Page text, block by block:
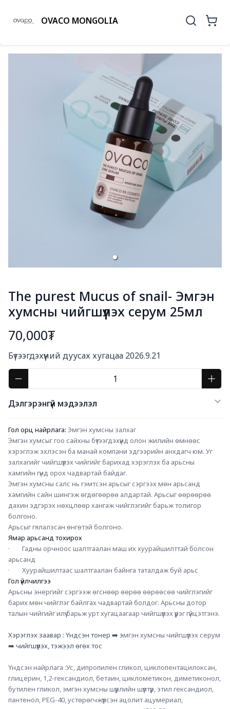
OVACO MONGOLIA
The purest Mucus of snail- Эмгэн
хумсны чийгшүүлэх серум 25мл
70,000₮
Бүтээгдэхүүний дуусах хугацаа 2026.9.21
Дэлгэрэнгүй мэдээлэл
Гол орц найрлага: Эмгэн хумсны залхаг
Эмгэн хумсыг гоо сайхны бүтээгдэхүүнд олон жилийн өмнөөс
хэрэглэж эхлэсэн ба манай компани эдгээрийн анхдагч юм. Уг
залхагийг чийгшүүлэх чийгийг барихад хэрэглэх ба арьсны
хамгийн гүнд орох чадвартай байдаг.
Эмгэн хумсны салс нь гэмтсэн арьсыг сэргээх мөн арьсанд
хамгийн сайн шингэж өгдөгөөрөө алдартай. Арьсыг өөрөөрөө
дахин эдгэрэх нөхцлөөр хангаж чийглэгийг барьж толигор
болгоно.
Арьсыг гялалзсан өнгөтэй болгоно.
Ямар арьсанд тохирох
·        Гадны орчноос шалтгаалан маш их хуурайшилттай болсон
арьсанд
·        Хуурайшилтаас шалтгаалан байнга таталдаж буй арьс
Гол үйлчилгээ
Арьсны энергийг сэргээж өгснөөр өөрөө өөрөөсөө чийглэгийг
барих мөн чийглэг байлгах чадвартай болдог. Арьсны дотор
талын чийгийг илүү барьж урт хугацаагаар чийгшүүлэх үүрэг гүйцэтгэнэ.
Хэрэглэх заавар : Үндсэн тонер ➡️ эмгэн хумсны чийгшүүлэх серум
➡️ чийгшүүлэх, тэжээл өгөх тос
Үндсэн найрлага :Ус, дипропилен гликол, циклопентацилоксан,
глицерин, 1,2-гександиол, бетаин, циклометикон, диметиконол,
бутилен гликол, эмгэн хумсны шүүрлийн шүүлтүүр, этил гександиол,
пантенол, PEG-40, устөрөгчжүүлсэн ацолит ацумериал,